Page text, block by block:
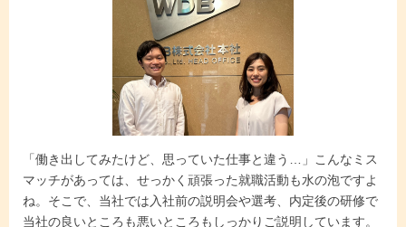
「働き出してみたけど、思っていた仕事と違う…」こんなミス
マッチがあっては、せっかく頑張った就職活動も水の泡ですよ
ね。そこで、当社では入社前の説明会や選考、内定後の研修で
当社の良いところも悪いところもしっかりご説明しています。